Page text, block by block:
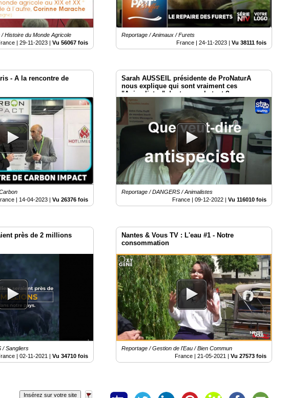
Histoire du Monde Agricole
| 29-11-2023| Vu 56067 fois
Reportage / Animaux / Furets
France |24-11-2023 |Vu 38111 fois
- A la rencontre de
| 14-04-2023| Vu 26376 fois
Sarah AUSSEIL présidente de ProNaturA
nous explique qui sont vraiment ces
"Animalistes" dont on parle tant ?
Reportage / DANGERS / Animalistes
France |09-12-2022 |Vu 116010 fois
près de 2 millions
/ Sangliers
| 02-11-2021 Vu 34710 fois
Nantes & Vous TV : L'eau #1 - Notre
consommation
Reportage / Gestion de l'Eau / Bien Commun
France |21-05-2021 |Vu 27573 fois
Insérez sur votre site